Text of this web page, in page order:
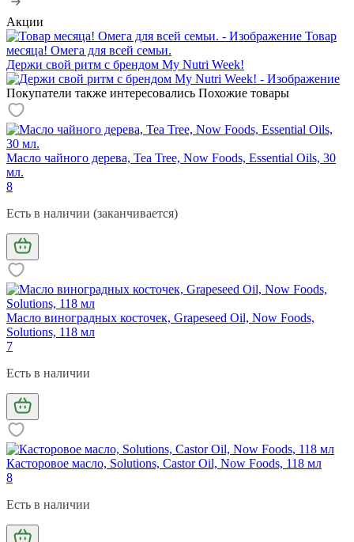
Акции
Товар
месяца! Омега для всей семьи.
Держи свой ритм с брендом My Nutri Week!
Покупатели также интересовались Похожие товары
Масло чайного дерева, Tea Tree, Now Foods, Essential Oils, 30
мл.
8
Есть в наличии (заканчивается)
Масло виноградных косточек, Grapeseed Oil, Now Foods,
Solutions, 118 мл
7
Есть в наличии
Касторовое масло, Solutions, Castor Oil, Now Foods, 118 мл
8
Есть в наличии